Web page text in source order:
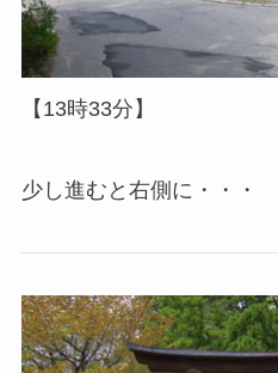
【13時33分】
少し進むと右側に・・・